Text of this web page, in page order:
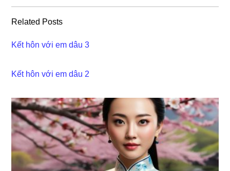
Related Posts
Kết hôn với em dâu 3
Kết hôn với em dâu 2